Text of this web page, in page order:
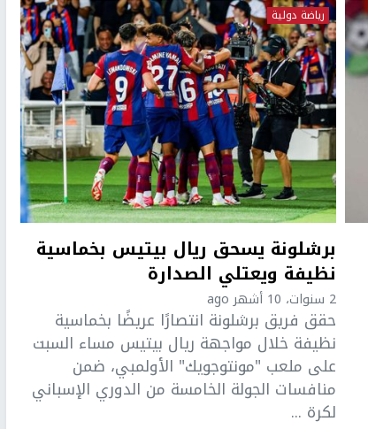
رياضة دولية
برشلونة يسحق ريال بيتيس بخماسية
نظيفة ويعتلي الصدارة
2 سنوات، 10 أشهر ago
حقق فريق برشلونة انتصارًا عريضًا بخماسية
نظيفة خلال مواجهة ريال بيتيس مساء السبت
على ملعب "مونتوجويك" الأولمبي، ضمن
منافسات الجولة الخامسة من الدوري الإسباني
لكرة ...